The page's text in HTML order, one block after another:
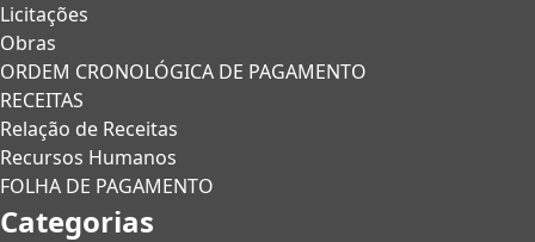
Licitações
Obras
ORDEM CRONOLÓGICA DE PAGAMENTO
RECEITAS
Relação de Receitas
Recursos Humanos
FOLHA DE PAGAMENTO
Categorias